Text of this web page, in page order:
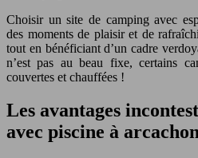
Choisir un site de camping avec
des moments de plaisir et de
tout en bénéficiant d’un cadre
n’est pas au beau fixe, certains
couvertes et chauffées !
Les avantages
avec piscine à